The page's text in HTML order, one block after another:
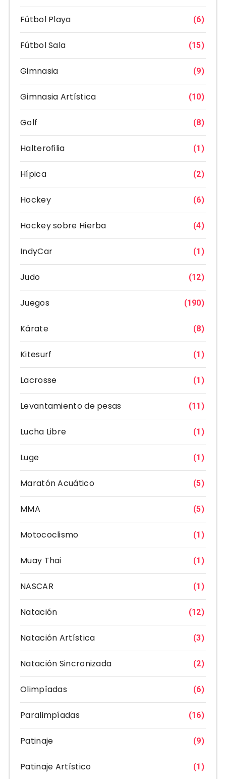
Fútbol Playa (6)
Fútbol Sala (15)
Gimnasia (9)
Gimnasia Artística (10)
Golf (8)
Halterofilia (1)
Hípica (2)
Hockey (6)
Hockey sobre Hierba (4)
IndyCar (1)
Judo (12)
Juegos (190)
Kárate (8)
Kitesurf (1)
Lacrosse (1)
Levantamiento de pesas (11)
Lucha Libre (1)
Luge (1)
Maratón Acuático (5)
MMA (5)
Motococlismo (1)
Muay Thai (1)
NASCAR (1)
Natación (12)
Natación Artística (3)
Natación Sincronizada (2)
Olimpíadas (6)
Paralimpíadas (16)
Patinaje (9)
Patinaje Artístico (1)